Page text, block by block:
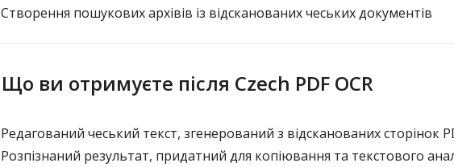
Створення пошукових архівів із відсканованих чеських документів
Що ви отримуєте після Czech PDF OCR
Редагований чеський текст, згенерований з відсканованих сторінок
Розпізнаний результат, придатний для копіювання та текстового